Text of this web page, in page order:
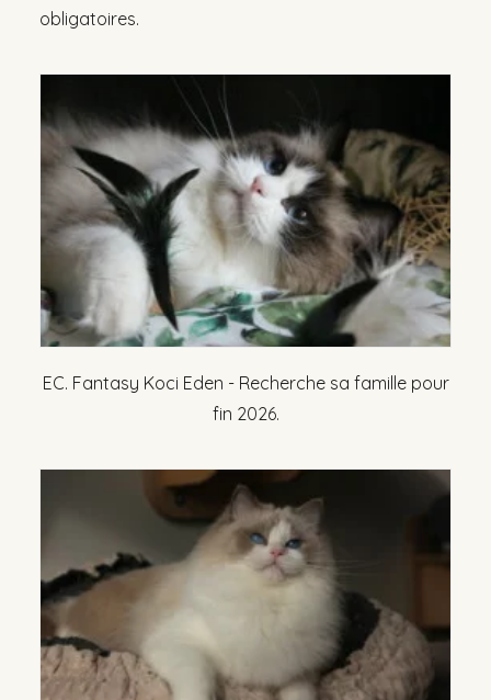
obligatoires.
EC. Fantasy Koci Eden - Recherche sa famille pour
fin 2026.